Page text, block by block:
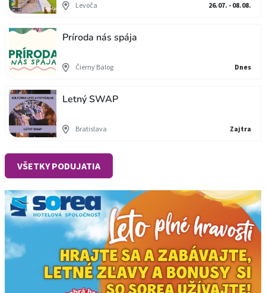
Levoča 26.07. - 08.08.
Príroda nás spája
Čierny Balog Dnes
Letný SWAP
Bratislava Zajtra
VŠETKY PODUJATIA